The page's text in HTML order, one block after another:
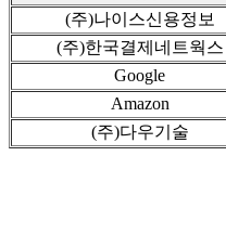
(주)나이스신용정보
(주)한국결제네트웍스
Google
Amazon
(주)다우기술